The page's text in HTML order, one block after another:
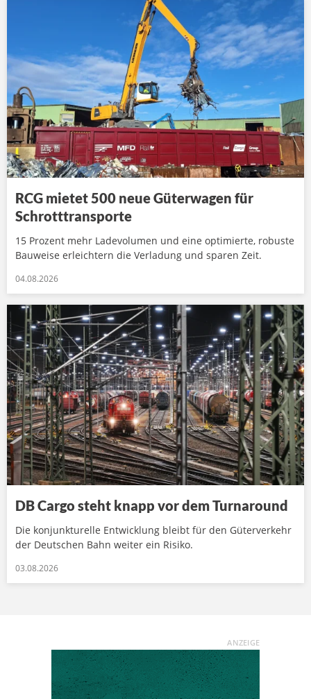
RCG mietet 500 neue Güterwagen für
Schrotttransporte
15 Prozent mehr Ladevolumen und eine optimierte, robuste
Bauweise erleichtern die Verladung und sparen Zeit.
04.08.2026
DB Cargo steht knapp vor dem Turnaround
Die konjunkturelle Entwicklung bleibt für den Güterverkehr
der Deutschen Bahn weiter ein Risiko.
03.08.2026
ANZEIGE